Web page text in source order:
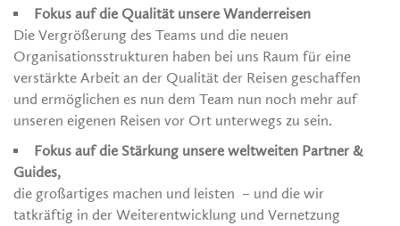
Fokus auf die Qualität unsere Wanderreisen
Die Vergrößerung des Teams und die neuen
Organisationsstrukturen haben bei uns Raum für eine
verstärkte Arbeit an der Qualität der Reisen geschaffen
und ermöglichen es nun dem Team nun noch mehr auf
unseren eigenen Reisen vor Ort unterwegs zu sein.
Fokus auf die Stärkung unsere weltweiten Partner &
Guides,
die großartiges machen und leisten – und die wir
tatkräftig in der Weiterentwicklung und Vernetzung